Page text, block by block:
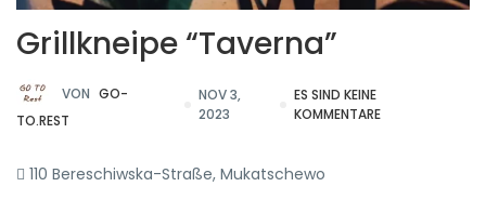
Grillkneipe “Taverna”
VON GO-
TO.REST
NOV 3,
2023
ES SIND KEINE
KOMMENTARE
110 Bereschiwska-Straße, Mukatschewo